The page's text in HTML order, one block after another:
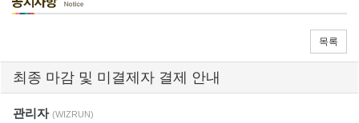
목록
최종 마감 및 미결제자 결제 안내
관리자 (WIZRUN)